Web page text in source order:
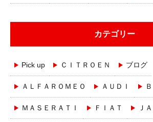
カテゴリー
Pick up ＣＩＴＲＯＥＮ ブログ
ＡＬＦＡＲＯＭＥＯ ＡＵＤＩ
ＭＡＳＥＲＡＴＩ ＦＩＡＴ Ｊ